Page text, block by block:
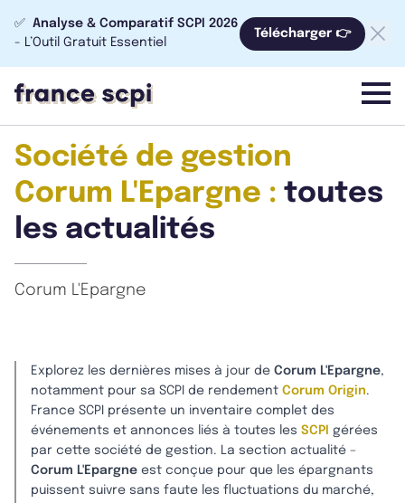
✅ Analyse & Comparatif SCPI 2026
- L’Outil Gratuit Essentiel
Télécharger 👉
menu
Société de gestion
Corum L'Epargne : toutes
les actualités
Corum L'Epargne
Explorez les dernières mises à jour de Corum L'Epargne,
notamment pour sa SCPI de rendement Corum Origin.
France SCPI présente un inventaire complet des
événements et annonces liés à toutes les SCPI gérées
par cette société de gestion. La section actualité –
Corum L'Epargne est conçue pour que les épargnants
puissent suivre sans faute les fluctuations du marché,